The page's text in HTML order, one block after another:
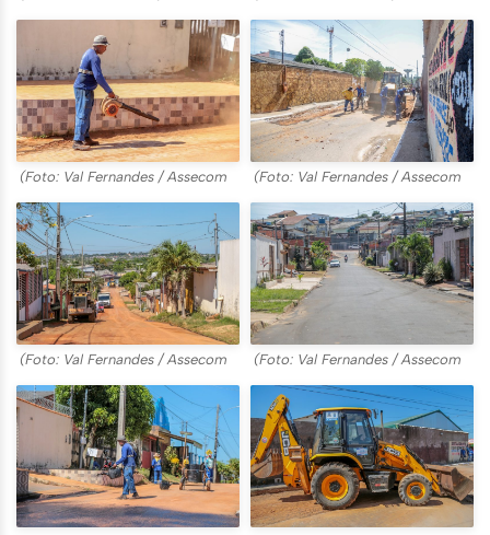
(Foto: Val Fernandes / Assecom (Foto: Val Fernandes / Assecom
(Foto: Val Fernandes / Assecom (Foto: Val Fernandes / Assecom